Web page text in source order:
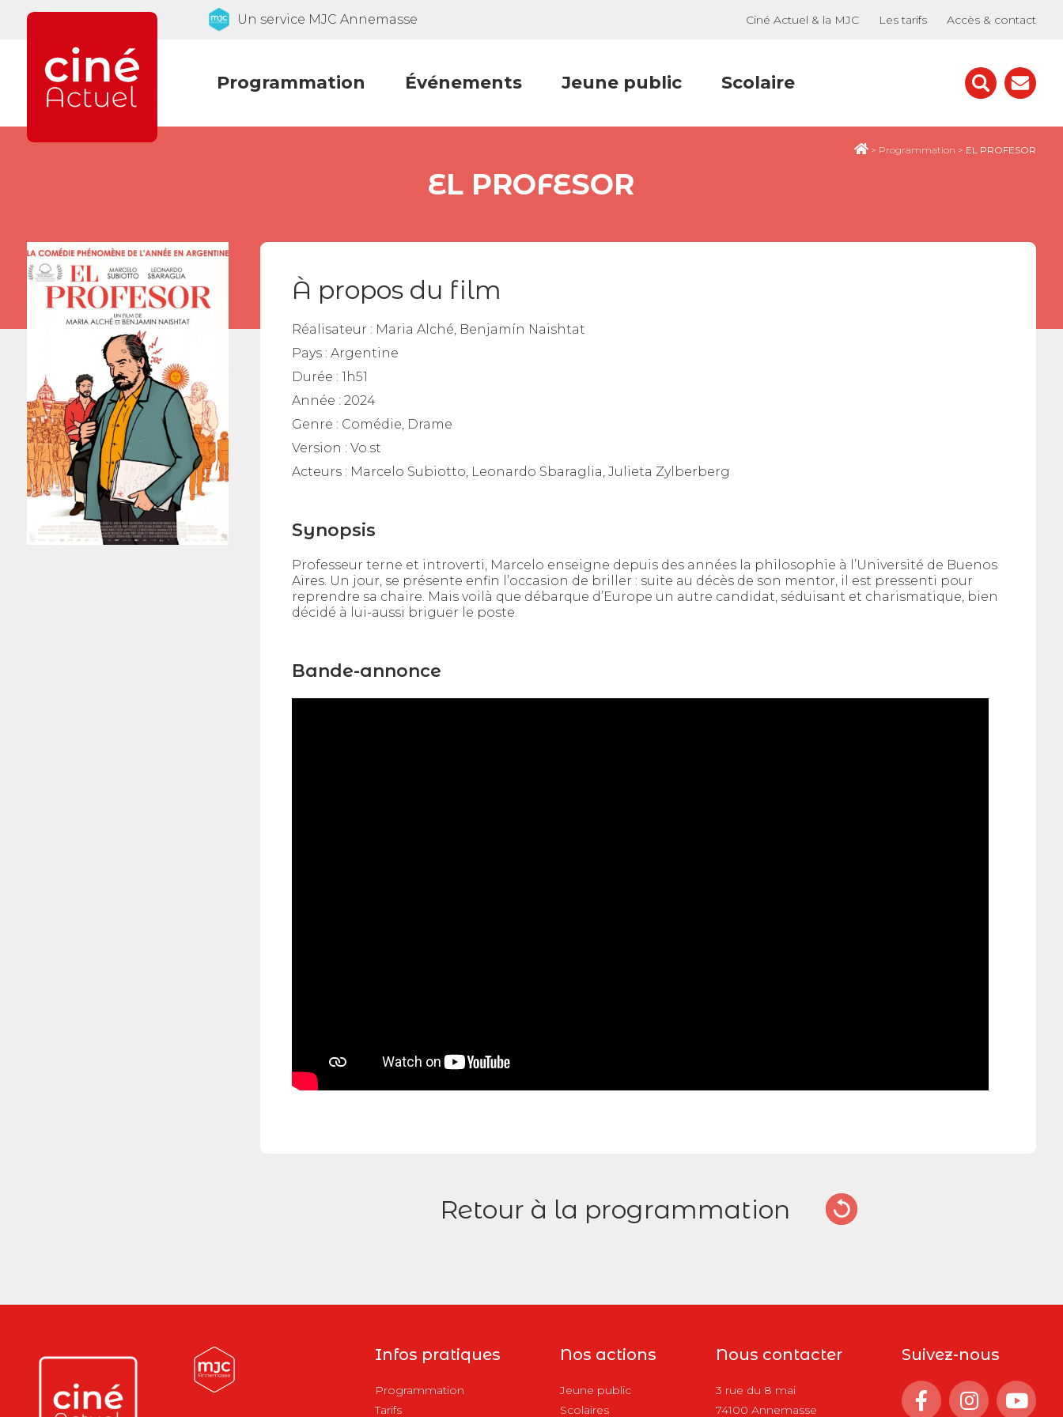
Un service MJC Annemasse Ciné Actuel & la MJC Les tarifs Accès & contact
Programmation Événements Jeune public Scolaire
> Programmation > EL PROFESOR
EL PROFESOR
À propos du film
Réalisateur : Maria Alché, Benjamín Naishtat
Pays : Argentine
Durée : 1h51
Année : 2024
Genre : Comédie, Drame
Version : Vo.st
Acteurs : Marcelo Subiotto, Leonardo Sbaraglia, Julieta Zylberberg
Synopsis
Professeur terne et introverti, Marcelo enseigne depuis des années la philosophie à l’Université de Buenos
Aires. Un jour, se présente enfin l’occasion de briller : suite au décès de son mentor, il est pressenti pour
reprendre sa chaire. Mais voilà que débarque d’Europe un autre candidat, séduisant et charismatique, bien
décidé à lui-aussi briguer le poste.
Bande-annonce
Retour à la programmation
Infos pratiques
Programmation
Tarifs
Nos actions
Jeune public
Scolaires
Nous contacter
3 rue du 8 mai
74100 Annemasse
Suivez-nous